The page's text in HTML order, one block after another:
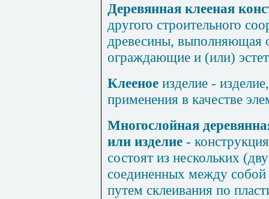
Деревянная клееная
другого строительного
древесины, выполняющая
ограждающие и (или)
Клееное изделие -
применения в качестве
Многослойная
или изделие -
состоят из нескольких
соединенных между
путем склеивания по